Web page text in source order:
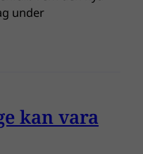
under
kan vara